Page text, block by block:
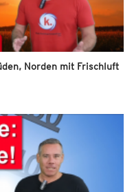
Norden mit Frischluft